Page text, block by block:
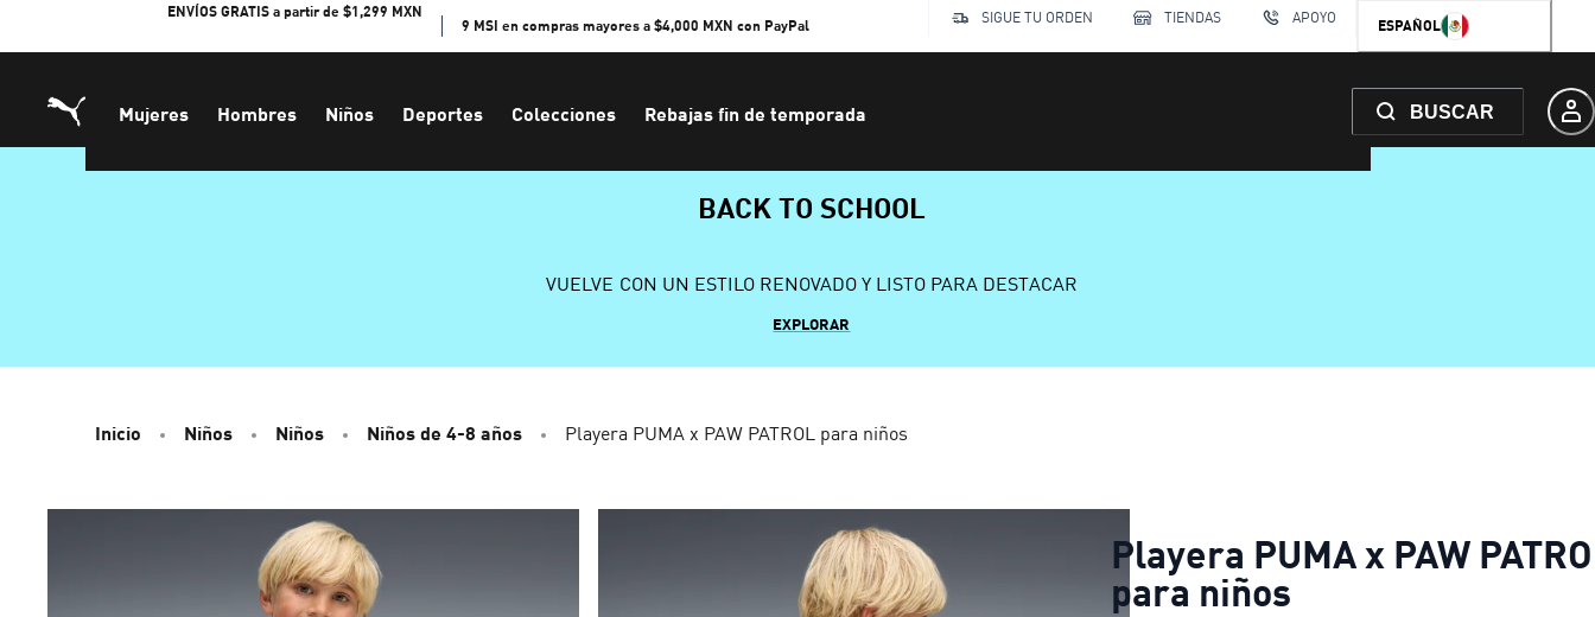
ENVÍOS GRATIS a partir de $1,299 MXN
9 MSI en compras mayores a $4,000 MXN con PayPal
SIGUE TU ORDEN TIENDAS APOYO ESPAÑOL
Mujeres Hombres Niños Deportes Colecciones Rebajas fin de temporada BUSCAR
BACK TO SCHOOL
VUELVE CON UN ESTILO RENOVADO Y LISTO PARA DESTACAR
EXPLORAR
Inicio Niños Niños Niños de 4-8 años Playera PUMA x PAW PATROL para niños
Playera PUMA x PAW
para niños